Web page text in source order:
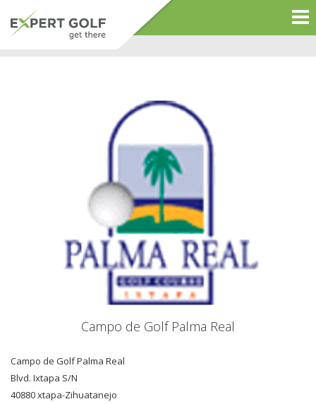
Campo de Golf Palma Real
Campo de Golf Palma Real
Blvd. Ixtapa S/N
40880 xtapa-Zihuatanejo